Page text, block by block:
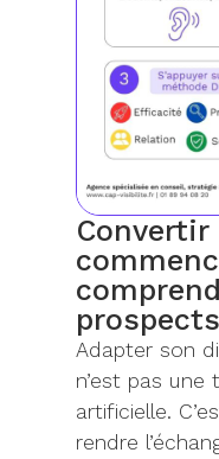
Convertir
prospects
Adapter son
n’est pas une
artificielle.
rendre